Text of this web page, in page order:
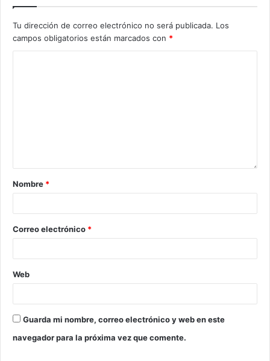
Tu dirección de correo electrónico no será publicada. Los
campos obligatorios están marcados con *
Nombre *
Correo electrónico *
Web
Guarda mi nombre, correo electrónico y web en este
navegador para la próxima vez que comente.